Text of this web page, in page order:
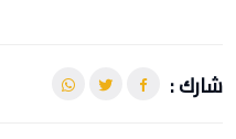
شارك :